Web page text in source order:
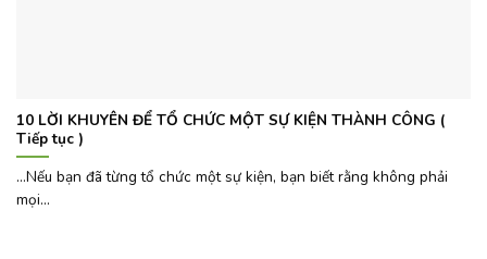
10 LỜI KHUYÊN ĐỂ TỔ CHỨC MỘT SỰ KIỆN THÀNH CÔNG (
Tiếp tục )
…Nếu bạn đã từng tổ chức một sự kiện, bạn biết rằng không phải
mọi...